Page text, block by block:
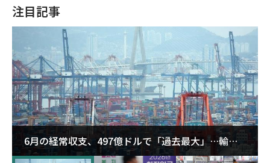
注目記事
6月の経常収支、497億ドルで「過去最大」…輸出